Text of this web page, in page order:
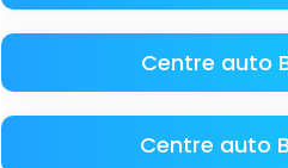
Centre auto
Centre auto